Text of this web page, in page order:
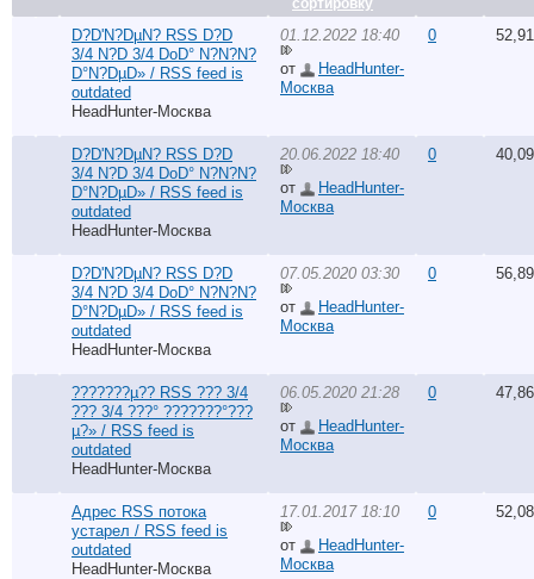
D?D'N?DµN? RSS D?D
3/4 N?D 3/4 DoD° N?N?N?
D°N?DµD» / RSS feed is
outdated
HeadHunter-Москва
01.12.2022 18:40
от
HeadHunter-
Москва
0
D?D'N?DµN? RSS D?D
3/4 N?D 3/4 DoD° N?N?N?
D°N?DµD» / RSS feed is
outdated
HeadHunter-Москва
20.06.2022 18:40
от
HeadHunter-
Москва
0
D?D'N?DµN? RSS D?D
3/4 N?D 3/4 DoD° N?N?N?
D°N?DµD» / RSS feed is
outdated
HeadHunter-Москва
07.05.2020 03:30
от
HeadHunter-
Москва
0
???????µ?? RSS ??? 3/4
??? 3/4 ???° ???????°???
µ?» / RSS feed is
outdated
HeadHunter-Москва
06.05.2020 21:28
от
HeadHunter-
Москва
0
Адрес RSS потока
устарел / RSS feed is
outdated
HeadHunter-Москва
17.01.2017 18:10
от
HeadHunter-
Москва
0